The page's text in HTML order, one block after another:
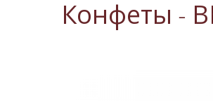
Конфеты -